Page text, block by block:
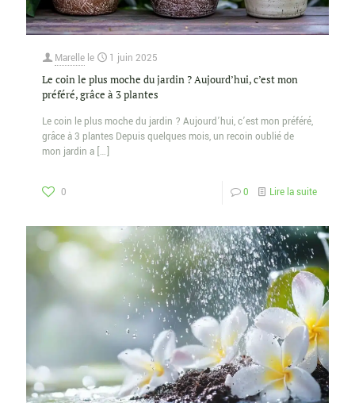
Marelle le 1 juin 2025
Le coin le plus moche du jardin ? Aujourd’hui, c’est mon
préféré, grâce à 3 plantes
Le coin le plus moche du jardin ? Aujourd’hui, c’est mon préféré,
grâce à 3 plantes Depuis quelques mois, un recoin oublié de
mon jardin a […]
0 0 Lire la suite